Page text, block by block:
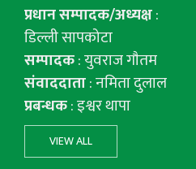
प्रधान सम्पादक/अध्यक्ष:
डिल्ली सापकोटा
सम्पादक: युवराज गाैतम
संवाददाता: नमिता दुलाल
प्रबन्धक: इश्वर थापा
VIEW ALL